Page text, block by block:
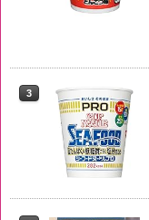
3
4
3
4
3